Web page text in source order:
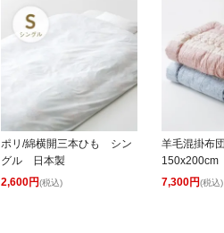
ポリ/綿横開三本ひも シン
グル 日本製
2,600円(税込)
羊毛混掛布
150x200cm
7,300円(税込)